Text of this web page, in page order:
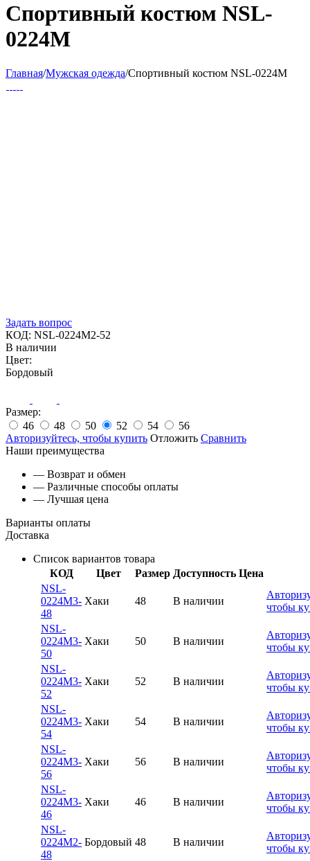
Спортивный костюм NSL-
0224M
Главная/Мужская одежда/Спортивный костюм NSL-0224M
Задать вопрос
КОД: NSL-0224M2-52
В наличии
Цвет:
Бордовый
Размер:
46
48 50 52 54
56
Авторизуйтесь, чтобы купить Отложить Сравнить
Наши преимущества
— Возврат и обмен
— Различные способы оплаты
— Лучшая цена
Варианты оплаты
Доставка
Список вариантов товара
КОД
Цвет Размер Доступность Цена
NSL-
0224M3-
48
Хаки 48 В наличии
чтобы
NSL-
0224M3-
50
Хаки 50 В наличии
чтобы
NSL-
0224M3-
52
Хаки 52 В наличии
чтобы
NSL-
0224M3-
54
Хаки 54 В наличии
чтобы
NSL-
0224M3-
56
Хаки 56 В наличии
чтобы
NSL-
0224M3-
46
Хаки 46 В наличии
чтобы
NSL-
0224M2-
48
Бордовый 48 В наличии
чтобы